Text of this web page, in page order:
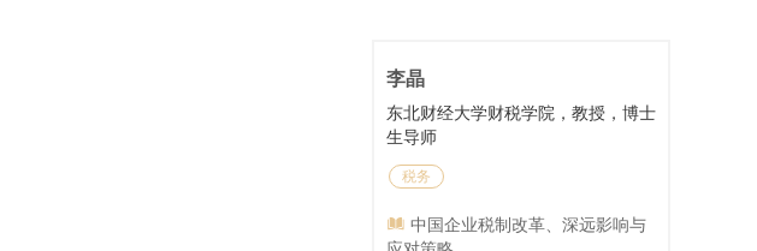
李晶
东北财经大学财税学院，教授，博士
生导师
税务
中国企业税制改革、深远影响与